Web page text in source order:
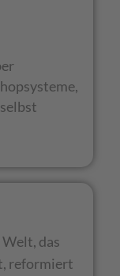
das
reformiert